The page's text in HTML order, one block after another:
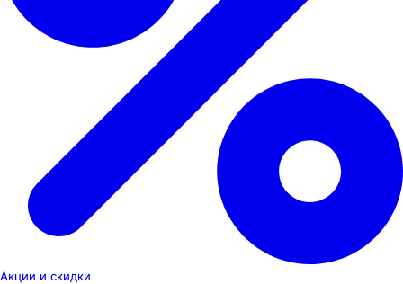
Акции и скидки